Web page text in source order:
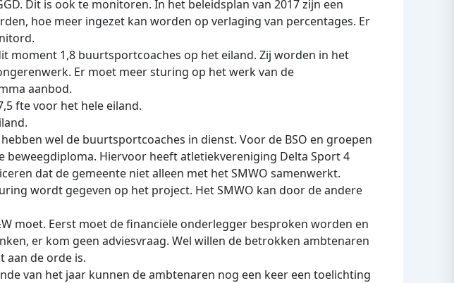
Dit is ook te monitoren. In het beleidsplan van 2017 zijn een
hoe meer ingezet kan worden op verlaging van percentages. Er
moment 1,8 buurtsportcoaches op het eiland. Zij worden in het
Er moet meer sturing op het werk van de
aanbod.
fte voor het hele eiland.
wel de buurtsportcoaches in dienst. Voor de BSO en groepen
beweegdiploma. Hiervoor heeft atletiekvereniging Delta Sport 4
dat de gemeente niet alleen met het SMWO samenwerkt.
wordt gegeven op het project. Het SMWO kan door de andere
moet. Eerst moet de financiële onderlegger besproken worden en
er kom geen adviesvraag. Wel willen de betrokken ambtenaren
aan de orde is.
van het jaar kunnen de ambtenaren nog een keer een toelichting